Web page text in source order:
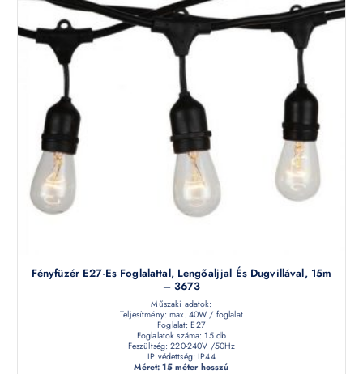
Fényfüzér E27-Es Foglalattal, Lengőaljjal És Dugvillával, 15m
– 3673
Műszaki adatok:
Teljesítmény: max. 40W / foglalat
Foglalat: E27
Foglalatok száma: 15 db
Feszültség: 220-240V /50Hz
IP védettség: IP44
Méret: 15 méter hosszú